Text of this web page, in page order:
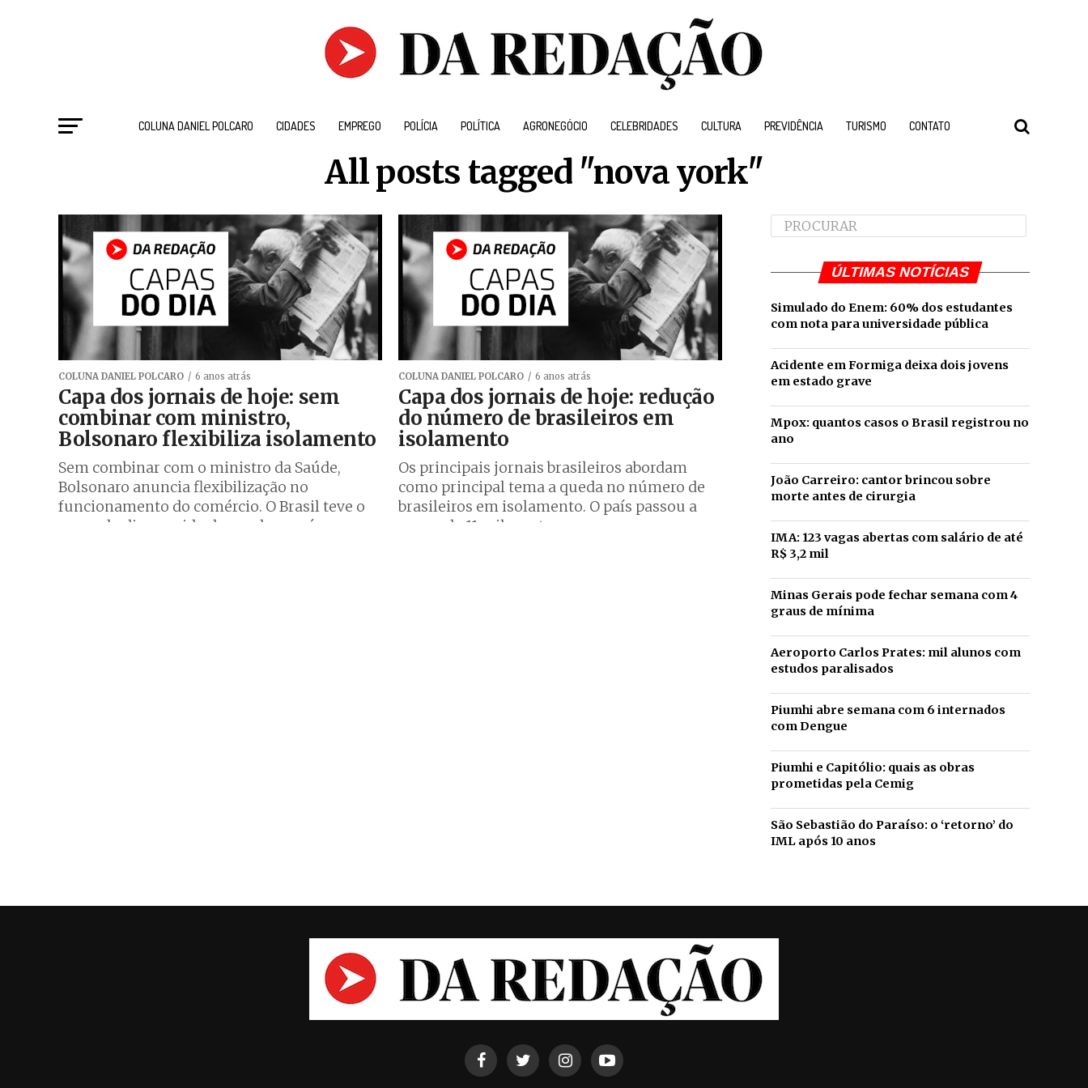
COLUNA DANIEL POLCARO CIDADES EMPREGO POLÍCIA POLÍTICA AGRONEGÓCIO CELEBRIDADES CULTURA PREVIDÊNCIA TURISMO CONTATO
All posts tagged "nova york"
COLUNA DANIEL POLCARO 6 anos atrás
Capa dos jornais de hoje: sem
combinar com ministro,
Bolsonaro flexibiliza isolamento
Sem combinar com o ministro da Saúde,
Bolsonaro anuncia flexibilização no
funcionamento do comércio. O Brasil teve o
segundo dia seguido de queda no número
COLUNA DANIEL POLCARO 6 anos atrás
Capa dos jornais de hoje: redução
do número de brasileiros em
isolamento
Os principais jornais brasileiros abordam
como principal tema a queda no número de
brasileiros em isolamento. O país passou a
marca de 11 mil mortos por...
ÚLTIMAS NOTÍCIAS
Simulado do Enem: 60% dos estudantes
com nota para universidade pública
Acidente em Formiga deixa dois jovens
em estado grave
Mpox: quantos casos o Brasil registrou no
ano
João Carreiro: cantor brincou sobre
morte antes de cirurgia
IMA: 123 vagas abertas com salário de até
R$ 3,2 mil
Minas Gerais pode fechar semana com 4
graus de mínima
Aeroporto Carlos Prates: mil alunos com
estudos paralisados
Piumhi abre semana com 6 internados
com Dengue
Piumhi e Capitólio: quais as obras
prometidas pela Cemig
São Sebastião do Paraíso: o ‘retorno’ do
IML após 10 anos